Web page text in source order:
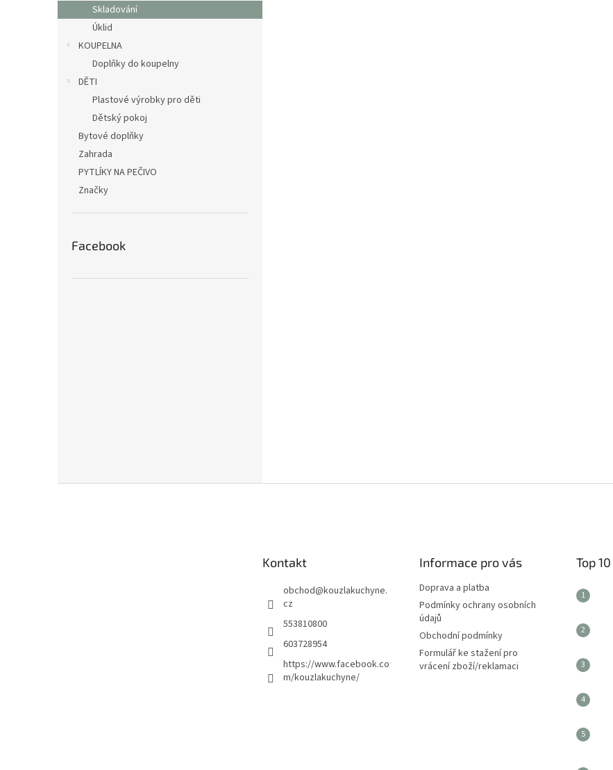
Skladování
Úklid
KOUPELNA
Doplňky do koupelny
DĚTI
Plastové výrobky pro děti
Dětský pokoj
Bytové doplňky
Zahrada
PYTLÍKY NA PEČIVO
Značky
Facebook
Kontakt
obchod@kouzlakuchyne.
cz
553810800
603728954
https://www.facebook.co
m/kouzlakuchyne/
Informace pro vás
Doprava a platba
Podmínky ochrany osobních
údajů
Obchodní podmínky
Formulář ke stažení pro
vrácení zboží/reklamaci
Top